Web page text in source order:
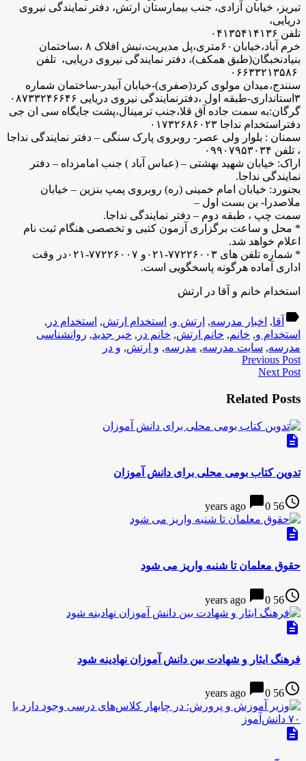
تبریز، خیابان آزادی، جنب بیمارستان ارتش، دفتر نمایندگی نیروی
دریایی،
تلفن ۰۴۱۳۵۴۱۴۱۳۶
خرم آباد،خیابان۶۰متری،پل مدیریت،نبش افلاک ۸ ،ساختمان
بنیادنخبگان(طبق همکف)، دفتر نمایندگی نیروی دریایی، تلفن
سنندج،میدان مولوی کرد(صفری)-خیابان آبیدر-ساختمان شماره
۳استانداری-طبقه اول ،دفترنمایندگی نیروی دریایی ۰۸۷۳۳۲۴۶۶۴۶
گرگان:به سمت جاده آق قلا،جنب ترمینال،پشت جایگاه سی ان جی
دفتراستخدام نداجا ۰۱۷۳۲۶۸۶۰۲۳
سمنان : بلوار ولی عصر- روبروی پارک سنگی – دفتر نمایندگی نداجا
، تلفن ۰۹۹۰۷۹۵۳۰۳۴
اراک: خیابان شهید بهشتی – (عباس آباد ) جنب امامزداه – دفتر
نمایندگی نداجا.
بجنورد: خیابان امام خمینی (ره) روبروی پمپ بنزین – خیابان
ملاصدرا- بن بست اول –
سمت چپ ، طبقه دوم – دفتر نمایندگی نداجا.
* محل و ساعت برگزاری آزمون کتبی و تخصصی هنگام ثبت نام
اعلام خواهد شد.
* شماره تلفن های ۷۷۲۲۶۰۰۳-۰۲۱و ۷۷۲۲۶۰۰۷-۰۲۱در وقت
اداری آماده هرگونه پاسخگویی است.
استخدام خانم و آقا در ارتش
label آقا, اخبار مدرسه, ارتش و, استخدام ارتش, استخدام در ,
استخدام و, خانم, خانم ارتش, خانم در , خبر جدید, روانشناسی
مدرسه, سایت مدرسه, مدرسه, و ارتش, و در
Previous Post
Next Post
Related Posts
description
تدوین کتاب بومی محلی برای دانش آموزان
access_time
56 years ago
chat_bubble0
description
حقوق معلمان تا شنبه واریز می شود
access_time
56 years ago
chat_bubble0
description
فرهنگ ایثار و شهادت بین دانش آموزان نهادینه شود
access_time
56 years ago
chat_bubble0
description